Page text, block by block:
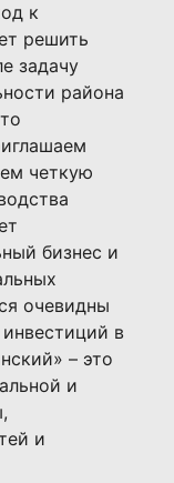
к
решить
задачу
района
четкую
бизнес и
очевидны
в
– это
и
и